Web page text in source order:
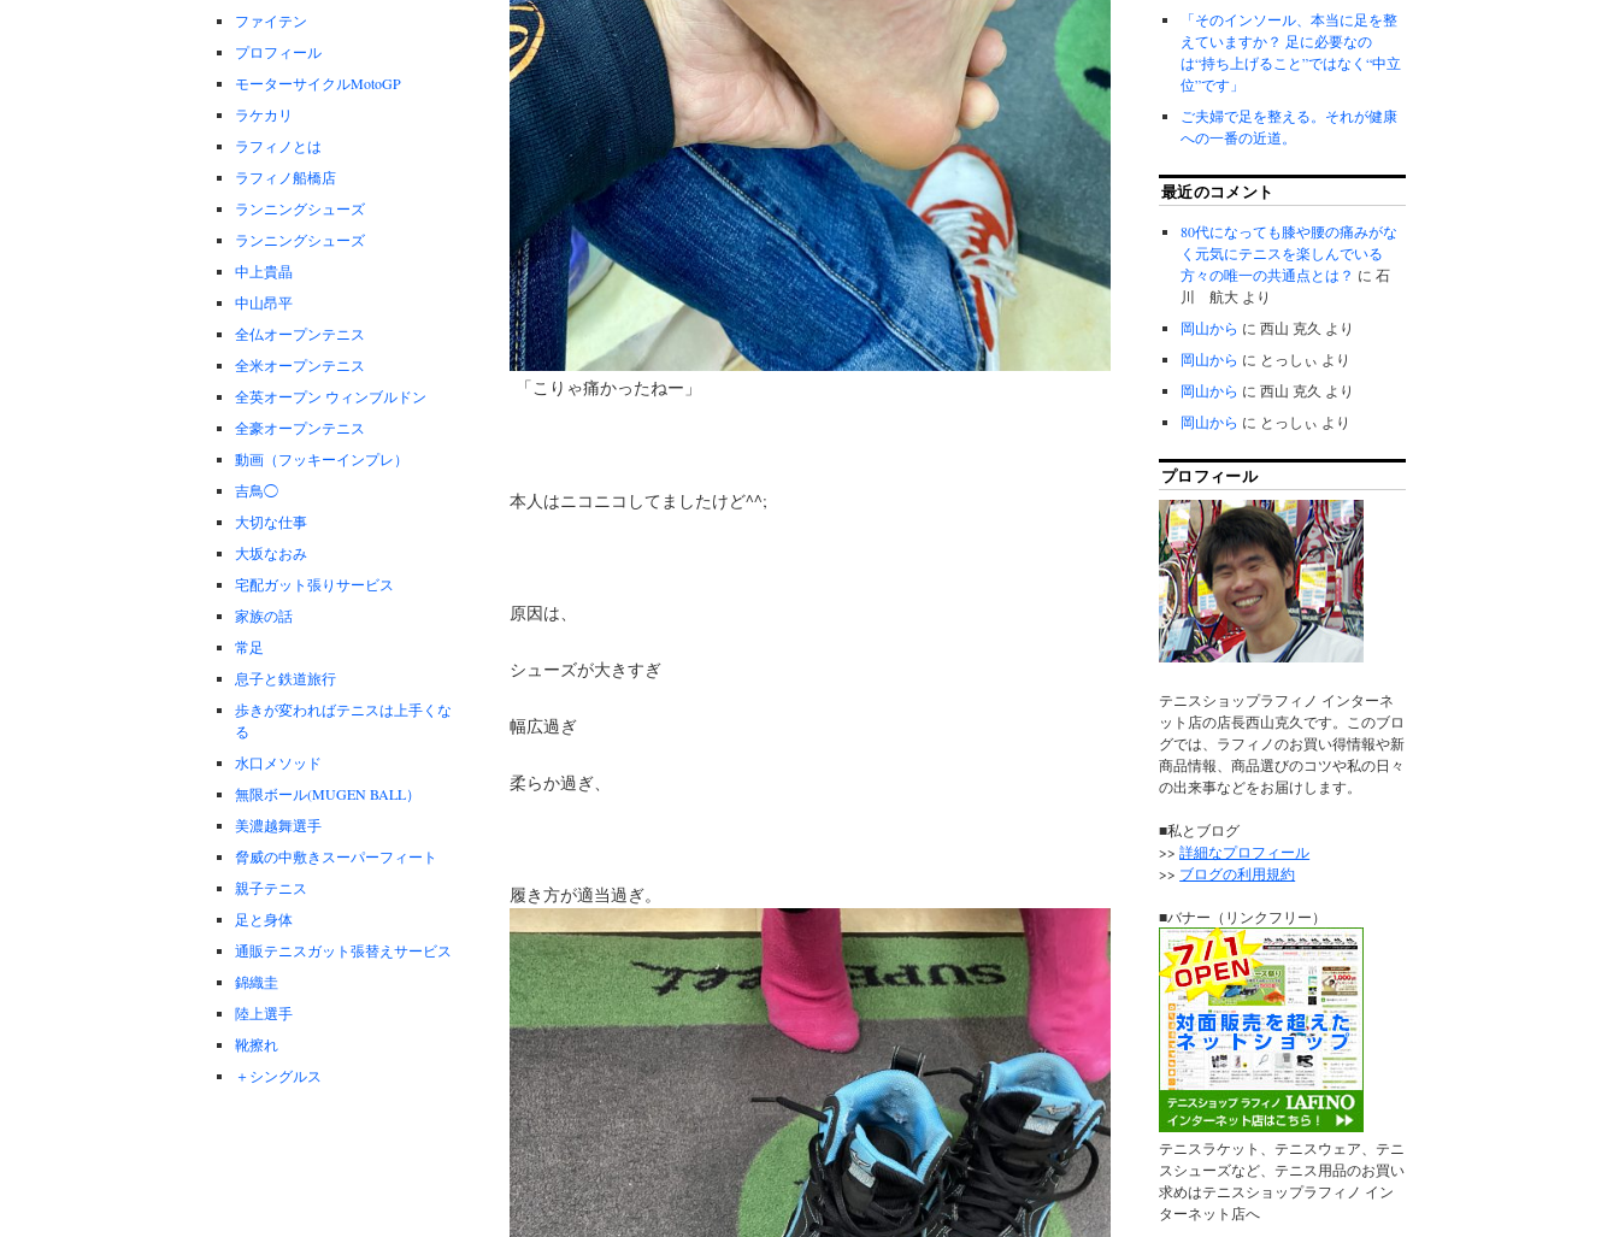
「こりゃ痛かったねー」
本人はニコニコしてましたけど^^;
原因は、
シューズが大きすぎ
幅広過ぎ
柔らか過ぎ、
履き方が適当過ぎ。
ファイテン
プロフィール
モーターサイクルMotoGP
ラケカリ
ラフィノとは
ラフィノ船橋店
ランニングシューズ
ランニングシューズ
中上貴晶
中山昂平
全仏オープンテニス
全米オープンテニス
全英オープン ウィンブルドン
全豪オープンテニス
動画（フッキーインプレ）
吉鳥◯
大切な仕事
大坂なおみ
宅配ガット張りサービス
家族の話
常足
息子と鉄道旅行
歩きが変わればテニスは上手くな
る
水口メソッド
無限ボール(MUGEN BALL）
美濃越舞選手
脅威の中敷きスーパーフィート
親子テニス
足と身体
通販テニスガット張替えサービス
錦織圭
陸上選手
靴擦れ
＋シングルス
「そのインソール、本当に足を整
えていますか？ 足に必要なの
は“持ち上げること”ではなく“中立
位”です」
ご夫婦で足を整える。それが健康
への一番の近道。
最近のコメント
80代になっても膝や腰の痛みがな
く元気にテニスを楽しんでいる
方々の唯一の共通点とは？ に石
川 航大 より
岡山から に西山 克久 より
岡山から に とっしぃ より
岡山から に西山 克久 より
岡山から に とっしぃ より
プロフィール
テニスショップラフィノ インターネ
ット店の店長西山克久です。このブロ
グでは、ラフィノのお買い得情報や新
商品情報、商品選びのコツや私の日々
の出来事などをお届けします。
■私とブログ
>>詳細なプロフィール
>> ブログの利用規約
■バナー（リンクフリー）
テニスラケット、テニスウェア、テニ
スシューズなど、テニス用品のお買い
求めはテニスショップラフィノ イン
ターネット店へ